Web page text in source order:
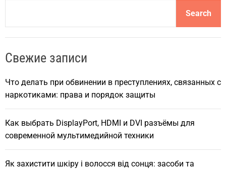
c
Search
Свежие записи
Что делать при обвинении в преступлениях, связанных с
наркотиками: права и порядок защиты
Как выбрать DisplayPort, HDMI и DVI разъёмы для
современной мультимедийной техники
Як захистити шкіру і волосся від сонця: засоби та